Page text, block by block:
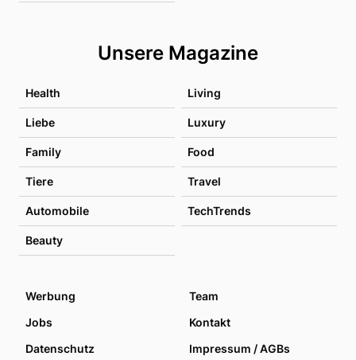
Unsere Magazine
Health Living
Liebe Luxury
Family Food
Tiere Travel
Automobile TechTrends
Beauty
Werbung
Team
Jobs
Kontakt
Datenschutz
Impressum / AGBs